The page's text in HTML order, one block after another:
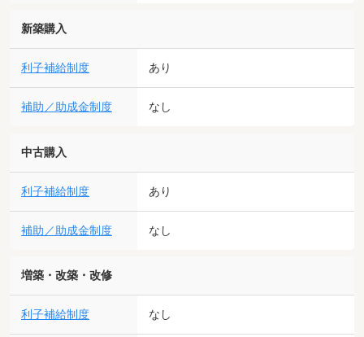
新築購入
利子補給制度 あり
補助／助成金制度 なし
中古購入
利子補給制度 あり
補助／助成金制度 なし
増築・改築・改修
利子補給制度 なし